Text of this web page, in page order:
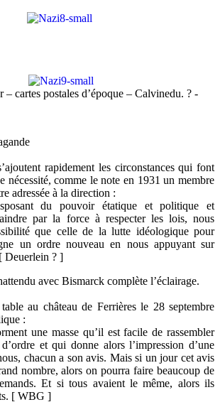
– cartes postales d’époque – Calvinedu. ? -
rapidement les circonstances qui font
nécessité, comme le note en 1931 un membre
adressée à la direction :
du pouvoir étatique et politique et
par la force à respecter les lois, nous
que celle de la lutte idéologique pour
un ordre nouveau en nous appuyant sur
Deuerlein ? ]
avec Bismarck complète l’éclairage.
au château de Ferrières le 28 septembre
:
une masse qu’il est facile de rassembler
et qui donne alors l’impression d’une
chacun a son avis. Mais si un jour cet avis
nombre, alors on pourra faire beaucoup de
Et si tous avaient le même, alors ils
[ WBG ]